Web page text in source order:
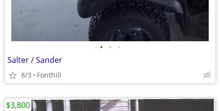
• • •
Salter / Sander
8/3 Fonthill
$3,800